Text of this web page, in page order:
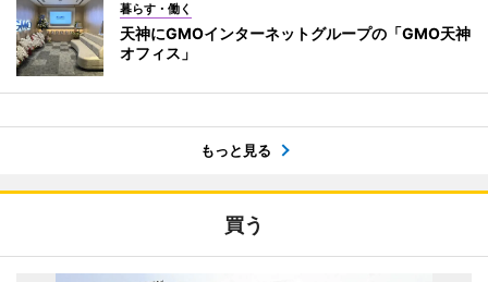
暮らす・働く
天神にGMOインターネットグループの「GMO天神
オフィス」
もっと見る
買う